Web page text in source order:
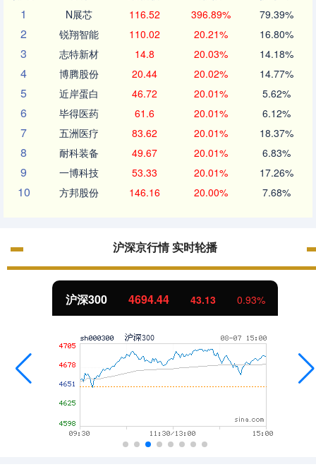
1
N展芯 116.52 396.89% 79.39%
2 锐翔智能 110.02 20.21% 16.80%
3 志特新材 14.8 20.03% 14.18%
4 博腾股份 20.44 20.02% 14.77%
5 近岸蛋白 46.72 20.01% 5.62%
6 毕得医药 61.6 20.01% 6.12%
7 五洲医疗 83.62 20.01% 18.37%
8 耐科装备 49.67 20.01% 6.83%
9 一博科技 53.33 20.01% 17.26%
10 方邦股份 146.16 20.00% 7.68%
沪深京行情 实时轮播
沪深300 4694.44 43.13 0.93%